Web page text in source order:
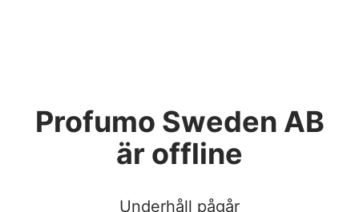
Profumo Sweden AB
är offline
Underhåll pågår